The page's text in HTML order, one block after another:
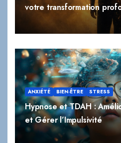
votre transformation
ANXIÉTÉ BIEN-ÊTRE STRESS
Hypnose et TDAH :
et Gérer l’Impulsivité